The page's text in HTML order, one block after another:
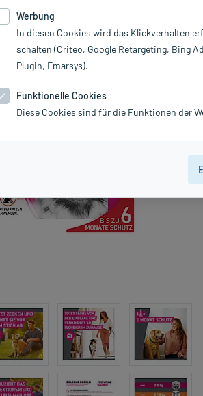
sichern
Werbung
In diesen Cookies wird das Klickverhalten
schalten (Criteo, Google Retargeting, Bing
Plugin, Emarsys).
Funktionelle Cookies
Diese Cookies sind für die Funktionen der